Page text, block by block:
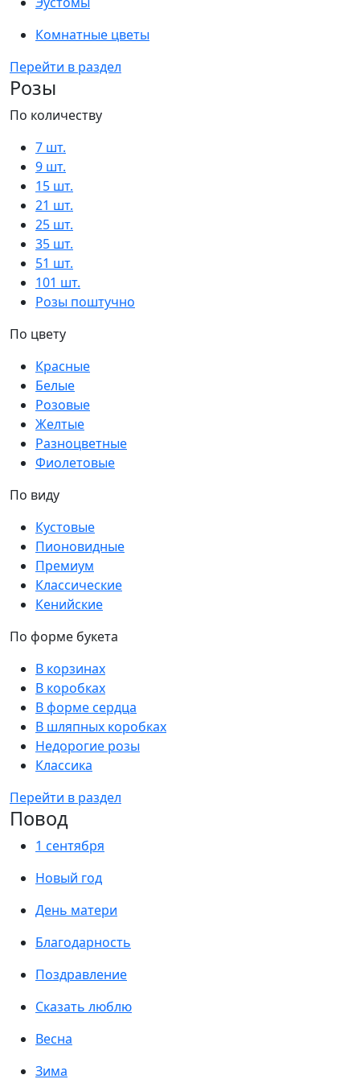
Комнатные цветы
Перейти в раздел
Розы
По количеству
7 шт.
9 шт.
15 шт.
21 шт.
25 шт.
35 шт.
51 шт.
101 шт.
Розы поштучно
По цвету
Красные
Белые
Розовые
Желтые
Разноцветные
Фиолетовые
По виду
Кустовые
Пионовидные
Премиум
Классические
Кенийские
По форме букета
В корзинах
В коробках
В форме сердца
В шляпных коробках
Недорогие розы
Классика
Перейти в раздел
Повод
1 сентября
Новый год
День матери
Благодарность
Поздравление
Сказать люблю
Весна
Зима